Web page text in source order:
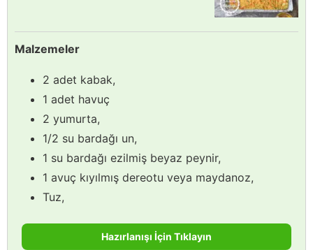
Malzemeler
2 adet kabak,
1 adet havuç
2 yumurta,
1/2 su bardağı un,
1 su bardağı ezilmiş beyaz peynir,
1 avuç kıyılmış dereotu veya maydanoz,
Tuz,
Hazırlanışı İçin Tıklayın